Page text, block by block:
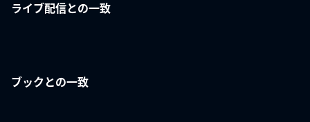
ライブ配信との一致
ブックとの一致